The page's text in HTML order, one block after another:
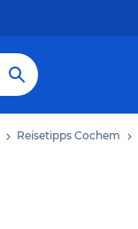
Reisetipps Cochem